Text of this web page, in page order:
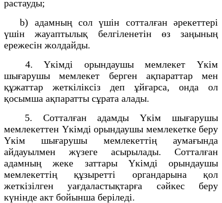
растауды;
b) адамның сол үшін сотталған әрекеттері
үшін жауаптылық белгіленетін өз заңының
ережесін жолдайды.
4. Үкімді орындаушы мемлекет Үкім
шығарушы мемлекет берген ақпараттар мен
құжаттар жеткіліксіз деп ұйғарса, онда ол
қосымша ақпаратты сұрата алады.
5. Сотталған адамды Үкім шығарушы
мемлекеттен Үкімді орындаушы мемлекетке беру
Үкім шығарушы мемлекеттің аумағында
айдауылмен жүзеге асырылады. Сотталған
адамның жеке заттары Үкімді орындаушы
мемлекеттің құзыретті органдарына қол
жеткізілген уағдаластықтарға сәйкес беру
күнінде акт бойынша беріледі.